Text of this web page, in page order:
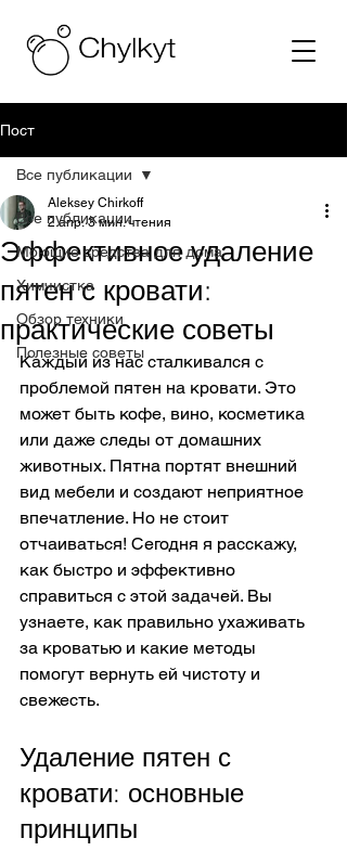
Пост
Все публикации
Моющие средства для дома
Химчистка
Обзор техники
Полезные советы
Все публикации
Эффективное удаление
пятен с кровати:
практические советы
Aleksey Chirkoff
2 апр. 3 мин. чтения
Каждый из нас сталкивался с
проблемой пятен на кровати. Это
может быть кофе, вино, косметика
или даже следы от домашних
животных. Пятна портят внешний
вид мебели и создают неприятное
впечатление. Но не стоит
отчаиваться! Сегодня я расскажу,
как быстро и эффективно
справиться с этой задачей. Вы
узнаете, как правильно ухаживать
за кроватью и какие методы
помогут вернуть ей чистоту и
свежесть.
Удаление пятен с
кровати: основные
принципы